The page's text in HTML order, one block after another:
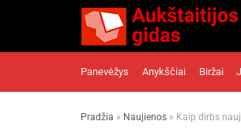
Panevėžys Anykščiai Biržai
Pradžia » Naujienos » Kaip dirbs